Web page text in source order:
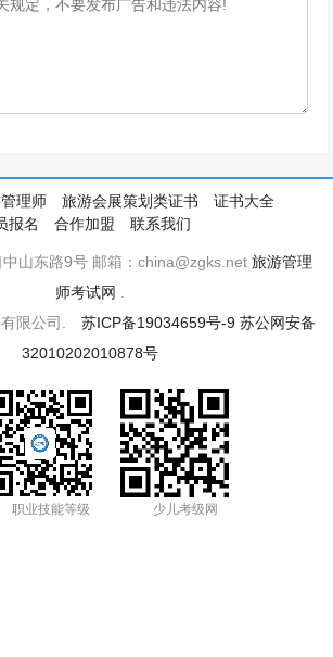
理师 旅游会展策划类证书
证书大全
报名
合作加盟 联系我们
中山东路9号 邮箱：china@zgks.net旅游管理
师考试网
有限公司. 苏ICP备19034659号-9 苏公网安备
32010202010878号
职业技能等级 少儿考级网